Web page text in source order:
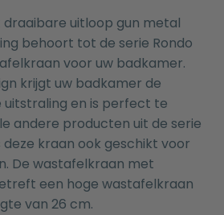
uitloop gun metal
behoort tot de serie Rondo
voor uw badkamer.
krijgt uw badkamer de
en is perfect te
andere producten uit de serie
deze kraan ook geschikt voor
De wastafelkraan met
een hoge wastafelkraan
van 26 cm.